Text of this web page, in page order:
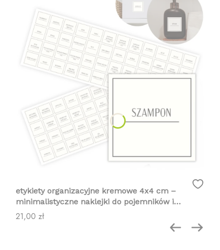
etykiety organizacyjne kremowe 4x4 cm –
minimalistyczne naklejki do pojemników i
organizacji domu 96 nazw
Cena
21,00 zł